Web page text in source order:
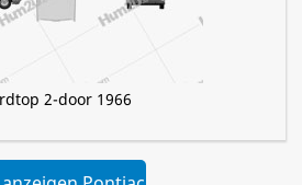
2-door 1966